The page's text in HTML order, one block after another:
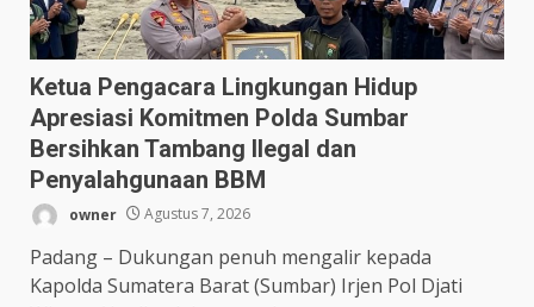
Ketua Pengacara Lingkungan Hidup
Apresiasi Komitmen Polda Sumbar
Bersihkan Tambang Ilegal dan
Penyalahgunaan BBM
owner Agustus 7, 2026
Padang – Dukungan penuh mengalir kepada
Kapolda Sumatera Barat (Sumbar) Irjen Pol Djati